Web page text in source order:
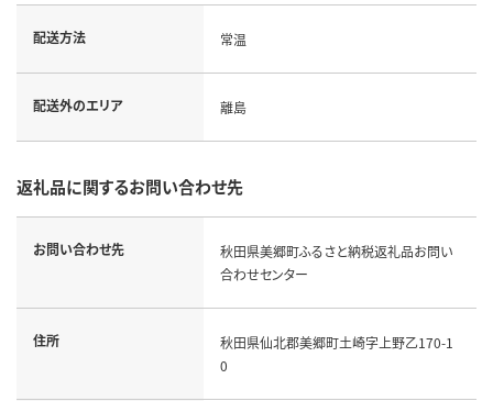
配送方法 常温
配送外のエリア 離島
返礼品に関するお問い合わせ先
お問い合わせ先
秋田県美郷町ふるさと納税返礼品お問い
合わせセンター
住所
秋田県仙北郡美郷町土崎字上野乙170-1
0